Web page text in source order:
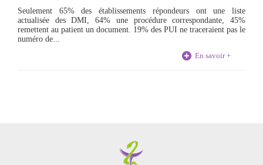
Seulement 65% des établissements répondeurs ont une liste
actualisée des DMI, 64% une procédure correspondante, 45%
remettent au patient un document. 19% des PUI ne traceraient pas le
numéro de...
En savoir +